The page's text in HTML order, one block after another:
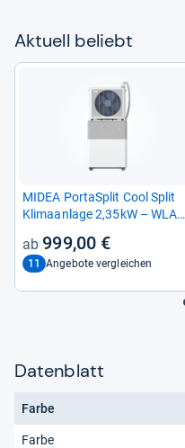
Aktu­ell beliebt
MIDEA Por­taSp­lit Cool Split
Kli­ma­an­lage 2,35kW – WLAN-​
999,00 €
11 Angebote vergleichen
Datenblatt
Farbe
Farbe